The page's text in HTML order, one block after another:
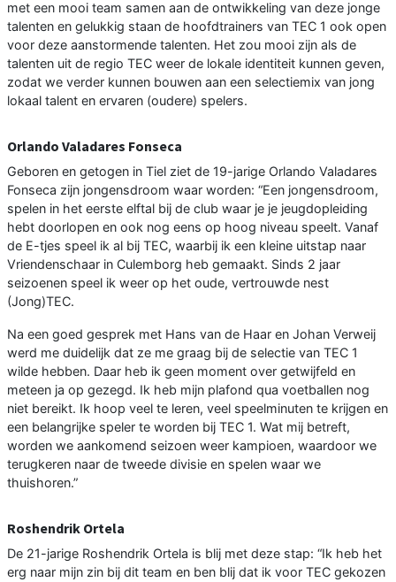
met een mooi team samen aan de ontwikkeling van deze jonge
talenten en gelukkig staan de hoofdtrainers van TEC 1 ook open
voor deze aanstormende talenten. Het zou mooi zijn als de
talenten uit de regio TEC weer de lokale identiteit kunnen geven,
zodat we verder kunnen bouwen aan een selectiemix van jong
lokaal talent en ervaren (oudere) spelers.
Orlando Valadares Fonseca
Geboren en getogen in Tiel ziet de 19-jarige Orlando Valadares
Fonseca zijn jongensdroom waar worden: “Een jongensdroom,
spelen in het eerste elftal bij de club waar je je jeugdopleiding
hebt doorlopen en ook nog eens op hoog niveau speelt. Vanaf
de E-tjes speel ik al bij TEC, waarbij ik een kleine uitstap naar
Vriendenschaar in Culemborg heb gemaakt. Sinds 2 jaar
seizoenen speel ik weer op het oude, vertrouwde nest
(Jong)TEC.
Na een goed gesprek met Hans van de Haar en Johan Verweij
werd me duidelijk dat ze me graag bij de selectie van TEC 1
wilde hebben. Daar heb ik geen moment over getwijfeld en
meteen ja op gezegd. Ik heb mijn plafond qua voetballen nog
niet bereikt. Ik hoop veel te leren, veel speelminuten te krijgen en
een belangrijke speler te worden bij TEC 1. Wat mij betreft,
worden we aankomend seizoen weer kampioen, waardoor we
terugkeren naar de tweede divisie en spelen waar we
thuishoren.”
Roshendrik Ortela
De 21-jarige Roshendrik Ortela is blij met deze stap: “Ik heb het
erg naar mijn zin bij dit team en ben blij dat ik voor TEC gekozen